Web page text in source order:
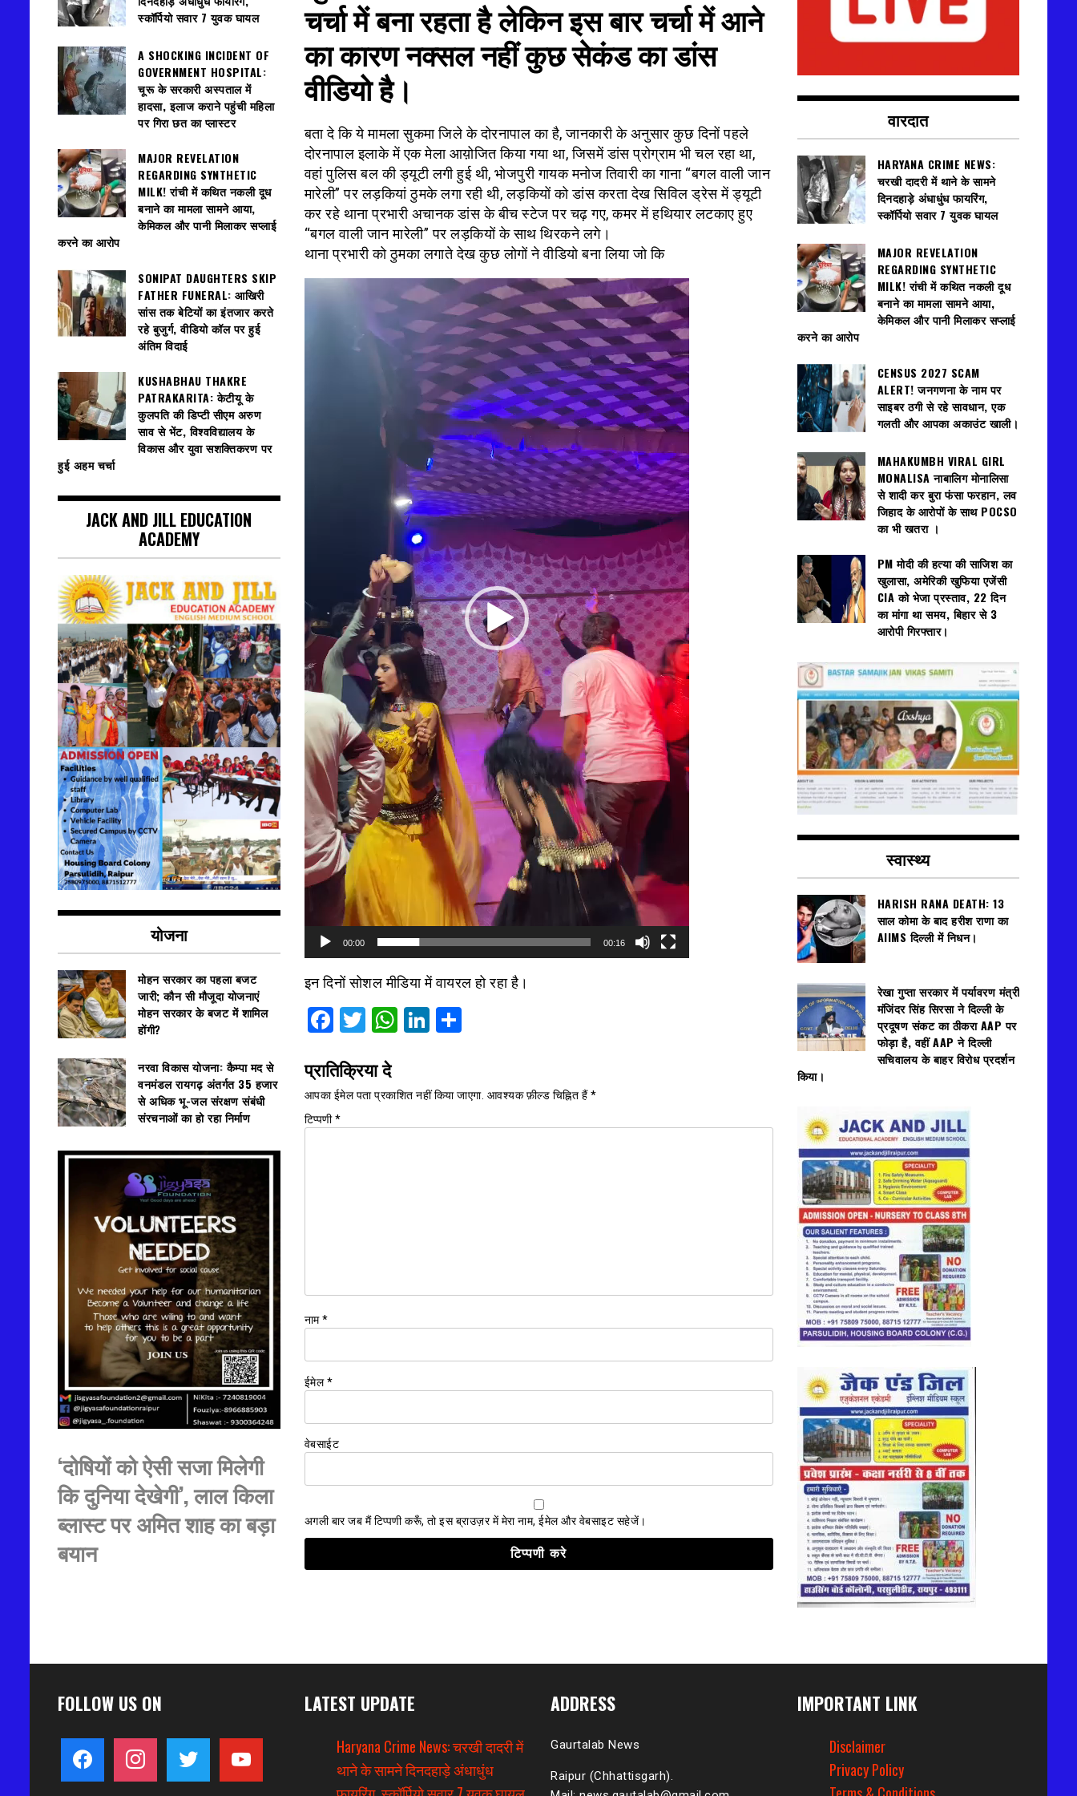
चर्चा में बना रहता है लेकिन इस बार चर्चा में आने
का कारण नक्सल नहीं कुछ सेकंड का डांस
वीडियो है।
बता दे कि ये मामला सुकमा जिले के दोरनापाल का है, जानकारी के अनुसार कुछ दिनों पहले
दोरनापाल इलाके में एक मेला आय़ोजित किया गया था, जिसमें डांस प्रोग्राम भी चल रहा था,
वहां पुलिस बल की ड्यूटी लगी हुई थी, भोजपुरी गायक मनोज तिवारी का गाना “बगल वाली जान
मारेली” पर लड़कियां ठुमके लगा रही थी, लड़कियों को डांस करता देख सिविल ड्रेस में ड्यूटी
कर रहे थाना प्रभारी अचानक डांस के बीच स्टेज पर चढ़ गए, कमर में हथियार लटकाए हुए
“बगल वाली जान मारेली” पर लड़कियों के साथ थिरकने लगे।
थाना प्रभारी को ठुमका लगाते देख कुछ लोगों ने वीडियो बना लिया जो कि
वीडियो
00:00 00:16
इन दिनों सोशल मीडिया में वायरल हो रहा है।
Facebook
Twitter
WhatsApp
LinkedIn
Share
प्रातिक्रिया दे
आपका ईमेल पता प्रकाशित नहीं किया जाएगा. आवश्यक फ़ील्ड चिह्नित हैं*
टिप्पणी*
नाम*
ईमेल*
वेबसाईट
अगली बार जब मैं टिप्पणी करूँ, तो इस ब्राउज़र में मेरा नाम, ईमेल और वेबसाइट सहेजें।
स्कॉर्पियो सवार 7 युवक घायल
A SHOCKING INCIDENT OF
GOVERNMENT HOSPITAL:
चूरू के सरकारी अस्पताल में
हादसा, इलाज कराने पहुंची महिला
पर गिरा छत का प्लास्टर
MAJOR REVELATION
REGARDING SYNTHETIC
MILK! रांची में कथित नकली दूध
बनाने का मामला सामने आया,
केमिकल और पानी मिलाकर सप्लाई
करने का आरोप
SONIPAT DAUGHTERS SKIP
FATHER FUNERAL: आखिरी
सांस तक बेटियों का इंतजार करते
रहे बुजुर्ग, वीडियो कॉल पर हुई
अंतिम विदाई
KUSHABHAU THAKRE
PATRAKARITA: केटीयू के
कुलपति की डिप्टी सीएम अरुण
साव से भेंट, विश्वविद्यालय के
विकास और युवा सशक्तिकरण पर
हुई अहम चर्चा
JACK AND JILL EDUCATION
ACADEMY
योजना
मोहन सरकार का पहला बजट
जारी; कौन सी मौजूदा योजनाएं
मोहन सरकार के बजट में शामिल
होंगी?
नरवा विकास योजना: कैम्पा मद से
वनमंडल रायगढ़ अंतर्गत 35 हजार
से अधिक भू-जल संरक्षण संबंधी
संरचनाओं का हो रहा निर्माण
‘दोषियों को ऐसी सजा मिलेगी
कि दुनिया देखेगी’, लाल किला
ब्लास्ट पर अमित शाह का बड़ा
बयान
वारदात
HARYANA CRIME NEWS:
चरखी दादरी में थाने के सामने
दिनदहाड़े अंधाधुंध फायरिंग,
स्कॉर्पियो सवार 7 युवक घायल
MAJOR REVELATION
REGARDING SYNTHETIC
MILK! रांची में कथित नकली दूध
बनाने का मामला सामने आया,
केमिकल और पानी मिलाकर सप्लाई
करने का आरोप
CENSUS 2027 SCAM
ALERT! जनगणना के नाम पर
साइबर ठगी से रहे सावधान, एक
गलती और आपका अकाउंट खाली।
MAHAKUMBH VIRAL GIRL
MONALISA नाबालिग मोनालिसा
से शादी कर बुरा फंसा फरहान, लव
जिहाद के आरोपों के साथ POCSO
का भी खतरा ।
PM मोदी की हत्या की साजिश का
खुलासा, अमेरिकी खुफिया एजेंसी
CIA को भेजा प्रस्ताव, 22 दिन
का मांगा था समय, बिहार से 3
आरोपी गिरफ्तार।
स्वास्थ्य
HARISH RANA DEATH: 13
साल कोमा के बाद हरीश राणा का
AIIMS दिल्ली में निधन।
रेखा गुप्ता सरकार में पर्यावरण मंत्री
मंजिंदर सिंह सिरसा ने दिल्ली के
प्रदूषण संकट का ठीकरा AAP पर
फोड़ा है, वहीं AAP ने दिल्ली
सचिवालय के बाहर विरोध प्रदर्शन
किया।
FOLLOW US ON
facebook instagram twitter youtube
LATEST UPDATE
Haryana Crime News: चरखी दादरी में
थाने के सामने दिनदहाड़े अंधाधुंध
ADDRESS
Gaurtalab News
Raipur (Chhattisgarh).
IMPORTANT LINK
Disclaimer
Privacy Policy